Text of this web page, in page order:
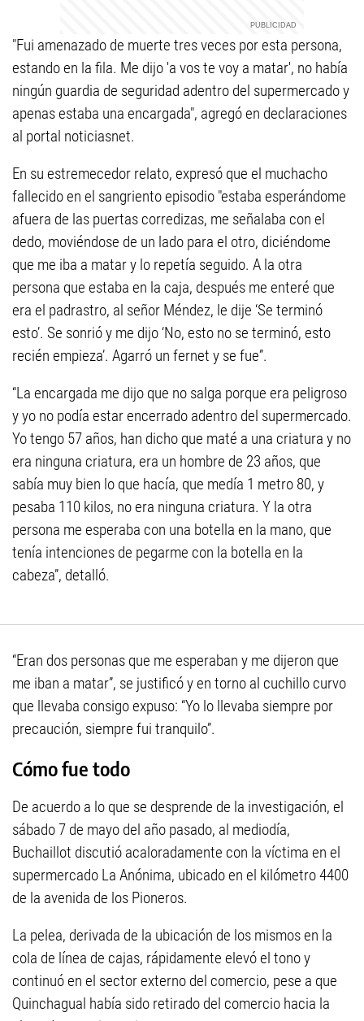
"Fui amenazado de muerte tres veces por esta persona,
estando en la fila. Me dijo 'a vos te voy a matar', no había
ningún guardia de seguridad adentro del supermercado y
apenas estaba una encargada", agregó en declaraciones
al portal noticiasnet.
En su estremecedor relato, expresó que el muchacho
fallecido en el sangriento episodio "estaba esperándome
afuera de las puertas corredizas, me señalaba con el
dedo, moviéndose de un lado para el otro, diciéndome
que me iba a matar y lo repetía seguido. A la otra
persona que estaba en la caja, después me enteré que
era el padrastro, al señor Méndez, le dije ‘Se terminó
esto’. Se sonrió y me dijo ‘No, esto no se terminó, esto
recién empieza’. Agarró un fernet y se fue”.
“La encargada me dijo que no salga porque era peligroso
y yo no podía estar encerrado adentro del supermercado.
Yo tengo 57 años, han dicho que maté a una criatura y no
era ninguna criatura, era un hombre de 23 años, que
sabía muy bien lo que hacía, que medía 1 metro 80, y
pesaba 110 kilos, no era ninguna criatura. Y la otra
persona me esperaba con una botella en la mano, que
tenía intenciones de pegarme con la botella en la
cabeza”, detalló.
“Eran dos personas que me esperaban y me dijeron que
me iban a matar”, se justificó y en torno al cuchillo curvo
que llevaba consigo expuso: “Yo lo llevaba siempre por
precaución, siempre fui tranquilo”.
Cómo fue todo
De acuerdo a lo que se desprende de la investigación, el
sábado 7 de mayo del año pasado, al mediodía,
Buchaillot discutió acaloradamente con la víctima en el
supermercado La Anónima, ubicado en el kilómetro 4400
de la avenida de los Pioneros.
La pelea, derivada de la ubicación de los mismos en la
cola de línea de cajas, rápidamente elevó el tono y
continuó en el sector externo del comercio, pese a que
Quinchagual había sido retirado del comercio hacia la